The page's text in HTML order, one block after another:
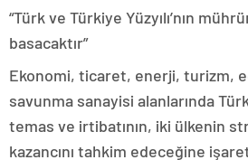
“Türk ve Türkiye Yüzyılı’nın
basacaktır”
Ekonomi, ticaret, enerji, turizm,
savunma sanayisi alanlarında
temas ve irtibatının, iki ülkenin
kazancını tahkim edeceğine